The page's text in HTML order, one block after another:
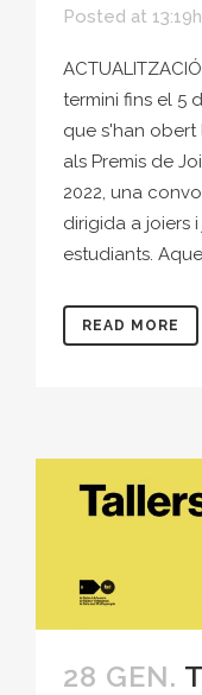
Posted at 13:19h
termini fins el 5
que s'han
als Premis de
2022, una
dirigida a joiers
estudiants.
READ MORE
28 GEN.